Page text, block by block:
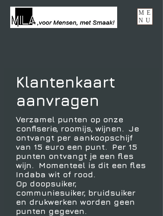
ME
NU
Klantenkaart
aanvragen
Verzamel punten op onze
confiserie, roomijs, wijnen. Je
ontvangt per aankoopschijf
van 15 euro een punt. Per 15
punten ontvangt je een fles
wijn. Momenteel is dit een fles
Indaba wit of rood.
Op doopsuiker,
communiesuiker, bruidsuiker
en drukwerken worden geen
punten gegeven.